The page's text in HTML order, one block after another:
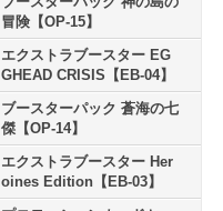
冒険【OP-15】
エクストラブースター EG
GHEAD CRISIS【EB-04】
ブースターパック 蒼海の七
傑【OP-14】
エクストラブースター Her
oines Edition【EB-03】